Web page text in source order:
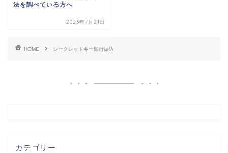
法を調べている方へ
2023年7月21日
HOME シークレットキー銀行振込
カテゴリー